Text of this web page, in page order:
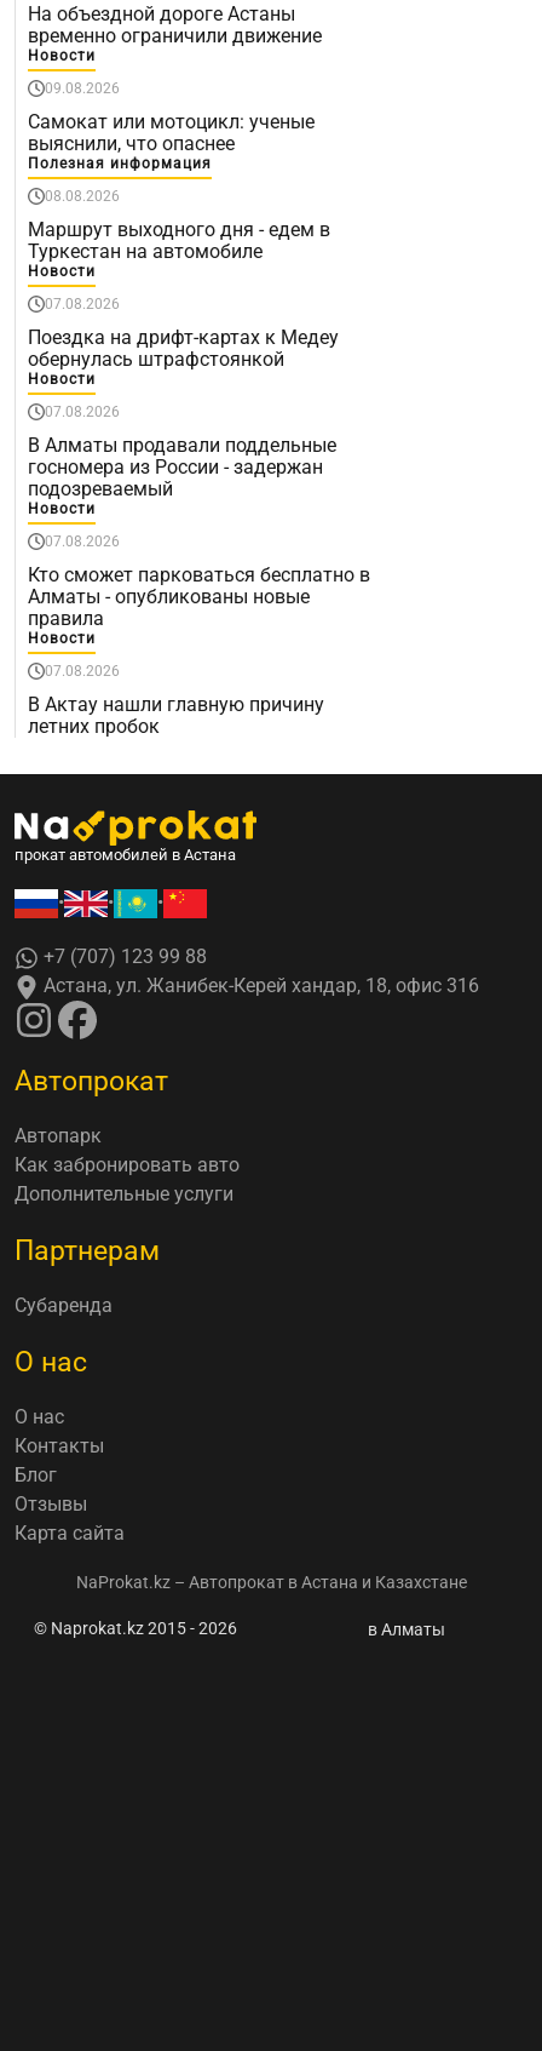
На объездной дороге Астаны
временно ограничили движение
Новости
09.08.2026
Самокат или мотоцикл: ученые
выяснили, что опаснее
Полезная информация
08.08.2026
Маршрут выходного дня - едем в
Туркестан на автомобиле
Новости
07.08.2026
Поездка на дрифт-картах к Медеу
обернулась штрафстоянкой
Новости
07.08.2026
В Алматы продавали поддельные
госномера из России - задержан
подозреваемый
Новости
07.08.2026
Кто сможет парковаться бесплатно в
Алматы - опубликованы новые
правила
Новости
07.08.2026
В Актау нашли главную причину
летних пробок
прокат автомобилей в Астана
• • •
+7 (707) 123 99 88
Астана, ул. Жанибек-Керей хандар, 18, офис 316
Автопрокат
Автопарк
Как забронировать авто
Дополнительные услуги
Партнерам
Субаренда
О нас
О нас
Контакты
Блог
Отзывы
Карта сайта
NaProkat.kz – Автопрокат в Астана и Казахстане
© Naprokat.kz 2015 - 2026
Греческийв Алматы